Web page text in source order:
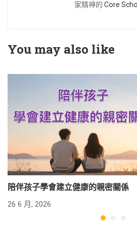
家精神的 Core
You may also like
陪伴孩子學會建立健康的親密關係
26 6 月, 2026